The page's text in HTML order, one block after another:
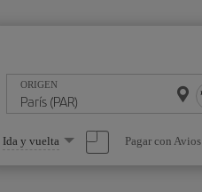
ORIGEN
Seleccione
una
opción
Ida y vuelta Pagar con Avios